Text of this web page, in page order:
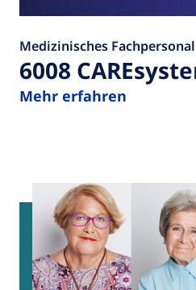
Medizinisches Fachpersonal
6008
Mehr erfahren